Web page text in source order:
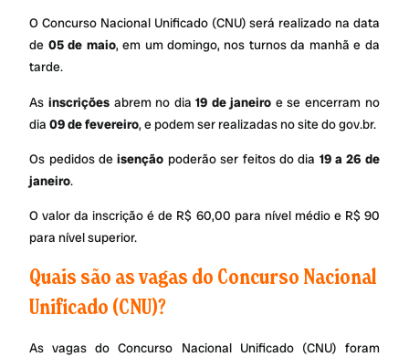
O Concurso Nacional Unificado (CNU) será realizado na data
de 05 de maio, em um domingo, nos turnos da manhã e da
tarde.
As inscriçõesabrem no dia19 de janeiro e se encerram no
dia09 de fevereiro, e podem ser realizadas no site do gov.br.
Os pedidos deisenção poderão ser feitos do dia 19 a 26 de
janeiro.
O valor da inscrição é de R$ 60,00 para nível médio e R$ 90
para nível superior.
Quais são as vagas do Concurso Nacional
Unificado (CNU)?
As vagas do Concurso Nacional Unificado (CNU) foram